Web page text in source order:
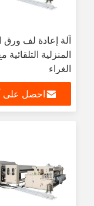
آلة إعادة لف ورق
المنزلية
الغراء
احصل على